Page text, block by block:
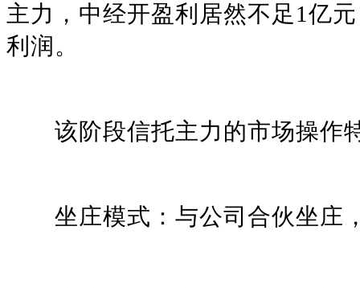
主力，中经开盈利居然不足1亿
利润。
该阶段信托主力的市场操作
坐庄模式：与公司合伙坐庄